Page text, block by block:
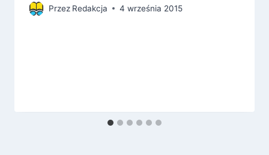
Przez Redakcja 4 września 2015